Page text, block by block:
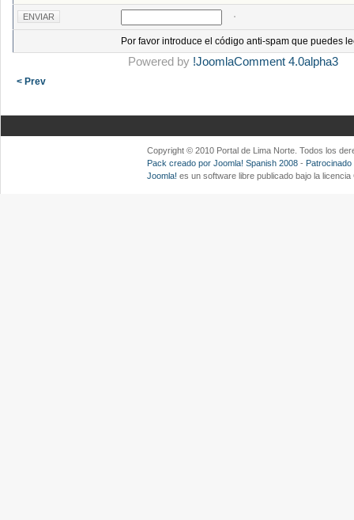
Por favor introduce el código anti-spam que puedes
Powered by !JoomlaComment 4.0alpha3
< Prev
Copyright © 2010 Portal de Lima Norte. Todos los
Pack creado por Joomla! Spanish 2008 -
Joomla! es un software libre publicado bajo la licencia